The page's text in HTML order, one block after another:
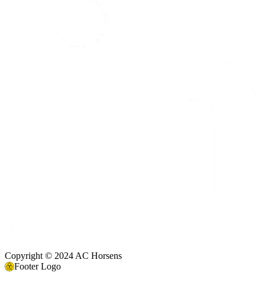
Copyright © 2024 AC Horsens
Footer Logo